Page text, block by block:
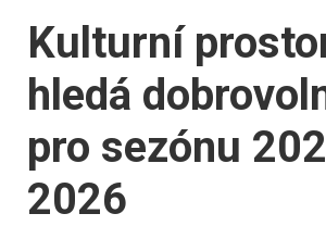
Kulturní
hledá
pro sezónu
2026